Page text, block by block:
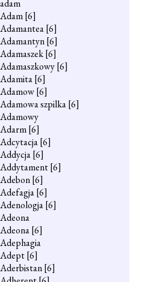
adam
Adam[6]
Adamantea[6]
Adamantyn[6]
Adamaszek[6]
Adamaszkowy[6]
Adamita[6]
Adamow[6]
Adamowa szpilka[6]
Adamowy
Adarm[6]
Adcytacja[6]
Addycja[6]
Addytament[6]
Adebon[6]
Adefagja[6]
Adenologja[6]
Adeona
Adeona[6]
Adephagia
Adept[6]
Aderbistan[6]